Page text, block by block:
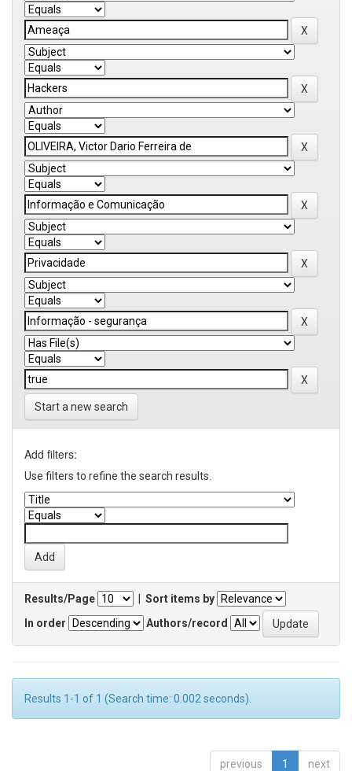
Start a new search
Add filters:
Use filters to refine the search results.
Results/Page
Sort items by
In order
Authors/record
Results 1-1 of 1 (Search time: 0.002 seconds).
previous 1 next